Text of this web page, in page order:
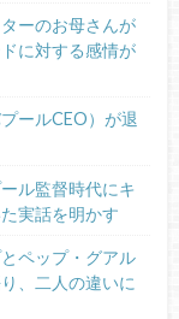
ーのお母さんが
に対する感情が
ールCEO）が退
ル監督時代にキ
実話を明かす
ペップ・グアル
、二人の違いに